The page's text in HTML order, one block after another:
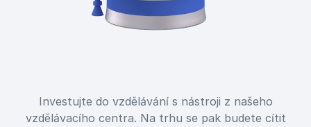
Investujte do vzdělávání s nástroji z našeho
vzdělávacího centra. Na trhu se pak budete cítit